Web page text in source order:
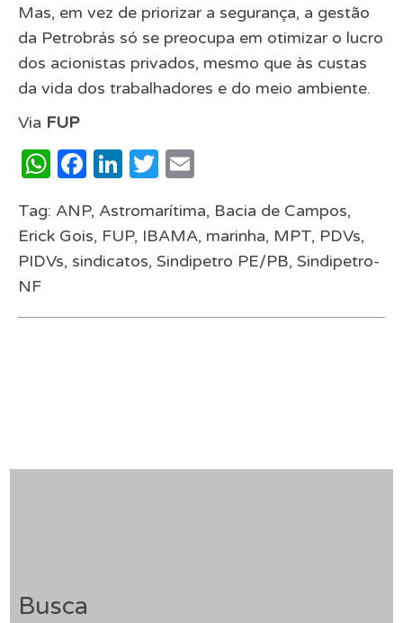
Mas, em vez de priorizar a segurança, a gestão
da Petrobrás só se preocupa em otimizar o lucro
dos acionistas privados, mesmo que às custas
da vida dos trabalhadores e do meio ambiente.
Via FUP
WhatsApp
Facebook
LinkedIn
Twitter
Tag: ANP, Astromarítima, Bacia de Campos,
Erick Gois, FUP, IBAMA, marinha, MPT, PDVs,
PIDVs, sindicatos,Sindipetro PE/PB,Sindipetro-
NF
Busca